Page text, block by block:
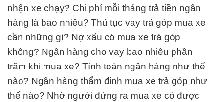
nhận xe chạy? Chi phí mỗi tháng trả tiền ngân
hàng là bao nhiêu? Thủ tục vay trả góp mua xe
cần những gì? Nợ xấu có mua xe trả góp
không? Ngân hàng cho vay bao nhiêu phần
trăm khi mua xe? Tính toán ngân hàng như thế
nào? Ngân hàng thẩm định mua xe trả góp như
thế nào? Nhờ người đứng ra mua xe có được